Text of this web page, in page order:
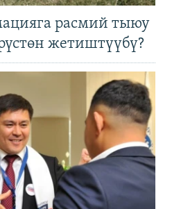
расмий тыюу
жетиштүүбү?